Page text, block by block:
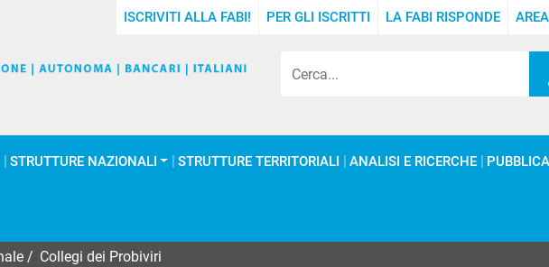
ISCRIVITI ALLA FABI! PER GLI ISCRITTI LA FABI RISPONDE
STRUTTURE NAZIONALI STRUTTURE TERRITORIALI ANALISI E RICERCHE
Collegi dei Probiviri